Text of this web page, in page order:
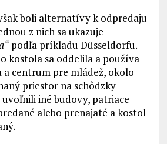
boli alternatívy k odpredaju
z nich sa ukazuje
podľa príkladu Düsseldorfu.
kostola sa oddelila a používa
a centrum pre mládež, okolo
priestor na schôdzky
uvoľnili iné budovy, patriace
alebo prenajaté a kostol